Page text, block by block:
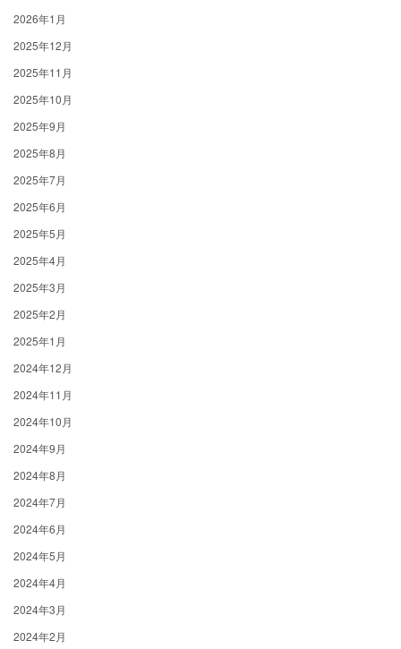
2026年1月
2025年12月
2025年11月
2025年10月
2025年9月
2025年8月
2025年7月
2025年6月
2025年5月
2025年4月
2025年3月
2025年2月
2025年1月
2024年12月
2024年11月
2024年10月
2024年9月
2024年8月
2024年7月
2024年6月
2024年5月
2024年4月
2024年3月
2024年2月